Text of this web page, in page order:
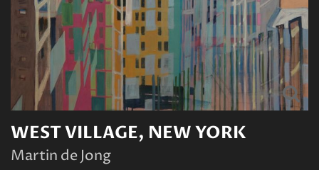
WEST VILLAGE, NEW YORK
Martin de Jong